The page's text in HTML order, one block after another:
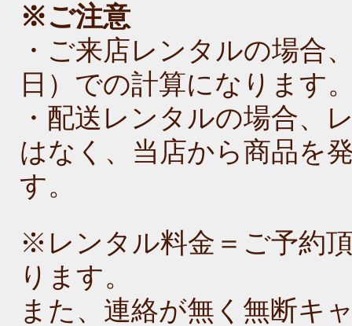
※ご注意
・ご来店レンタルの場合
日）での計算になります
・配送レンタルの場合、
はなく、当店から商品を
す。
※レンタル料金＝ご予約
ります。
また、連絡が無く無断キ